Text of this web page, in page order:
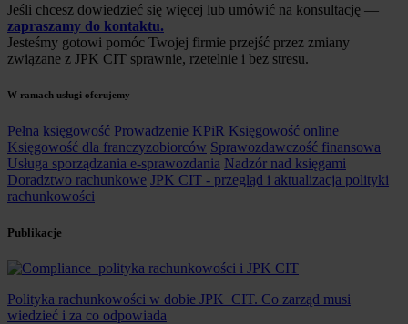
Jeśli chcesz dowiedzieć się więcej lub umówić na konsultację —
zapraszamy do kontaktu.
Jesteśmy gotowi pomóc Twojej firmie przejść przez zmiany
związane z JPK CIT sprawnie, rzetelnie i bez stresu.
W ramach usługi oferujemy
Pełna księgowość Prowadzenie KPiR Księgowość online
Księgowość dla franczyzobiorców Sprawozdawczość finansowa
Usługa sporządzania e-sprawozdania Nadzór nad księgami
Doradztwo rachunkowe JPK CIT - przegląd i aktualizacja polityki
rachunkowości
Publikacje
Polityka rachunkowości w dobie JPK_CIT. Co zarząd musi
wiedzieć i za co odpowiada